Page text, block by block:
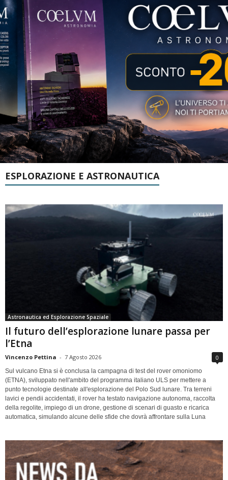
ESPLORAZIONE E ASTRONAUTICA
Astronautica ed Esplorazione Spaziale
Il futuro dell’esplorazione lunare passa per
l’Etna
Vincenzo Pettina - 7 Agosto 2026 0
Sul vulcano Etna si è conclusa la campagna di test del rover omoniomo
(ETNA), sviluppato nell'ambito del programma italiano ULS per mettere a
punto tecnologie destinate all'esplorazione del Polo Sud lunare. Tra terreni
lavici e pendii accidentati, il rover ha testato navigazione autonoma, raccolta
della regolite, impiego di un drone, gestione di scenari di guasto e ricarica
automatica, simulando alcune delle sfide che dovrà affrontare sulla Luna